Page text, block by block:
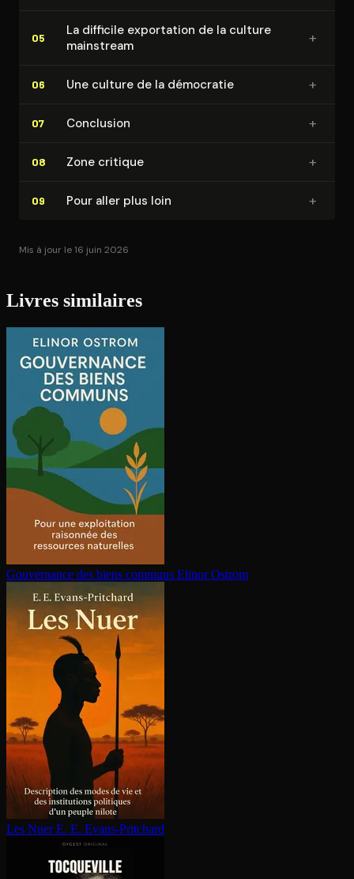
05
La difficile exportation de la culture
mainstream
+
06 Une culture de la démocratie +
07 Conclusion +
08 Zone critique +
09 Pour aller plus loin +
Mis à jour le 16 juin 2026
Livres similaires
Gouvernance des biens communs Elinor Ostrom
Les Nuer E. E. Evans-Pritchard